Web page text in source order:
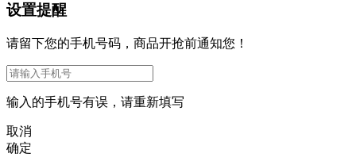
设置提醒
请留下您的手机号码，商品开抢前通知您！
输入的手机号有误，请重新填写
取消
确定